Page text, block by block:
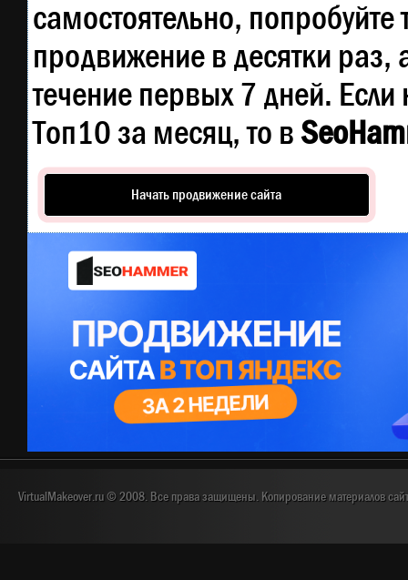
самостоятельно, попробуйте
продвижение в десятки раз,
течение первых 7 дней.
Топ10 за месяц, то в
Начать продвижение сайта
VirtualMakeover.ru © 2008. Все права защищены. Копирование материалов